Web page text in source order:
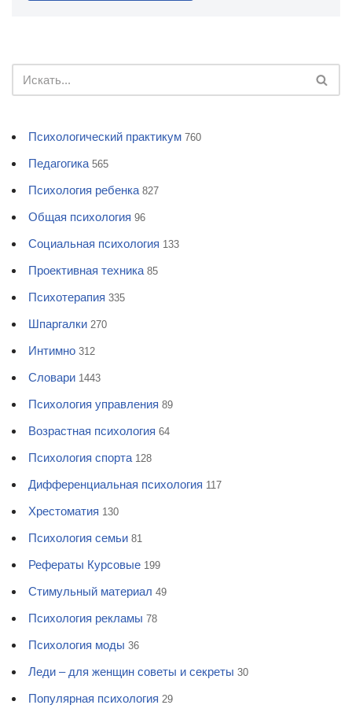
Психологический практикум 760
Педагогика 565
Психология ребенка 827
Общая психология 96
Социальная психология 133
Проективная техника 85
Психотерапия 335
Шпаргалки 270
Интимно 312
Словари 1443
Психология управления 89
Возрастная психология 64
Психология спорта 128
Дифференциальная психология 117
Хрестоматия 130
Психология семьи 81
Рефераты Курсовые 199
Стимульный материал 49
Психология рекламы 78
Психология моды 36
Леди – для женщин советы и секреты 30
Популярная психология 29